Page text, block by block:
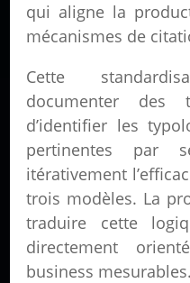
qui aligne la
mécanismes de
Cette
documenter des
d’identifier les
pertinentes par
itérativement
trois modèles. La
traduire cette
directement
business mesurables.